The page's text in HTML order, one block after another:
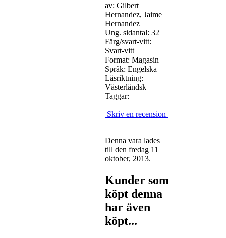
av: Gilbert
Hernandez, Jaime
Hernandez
Ung. sidantal: 32
Färg/svart-vitt:
Svart-vitt
Format: Magasin
Språk: Engelska
Läsriktning:
Västerländsk
Taggar:
Skriv en recension
Denna vara lades
till den fredag 11
oktober, 2013.
Kunder som
köpt denna
har även
köpt...